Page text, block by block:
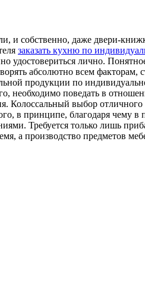
и собственно, даже двери-
заказать кухню по
лично.
абсолютно всем факторам,
продукции по
необходимо поведать в
Колоссальный выбор
в принципе, благодаря чему
Требуется только лишь
а производство предметов